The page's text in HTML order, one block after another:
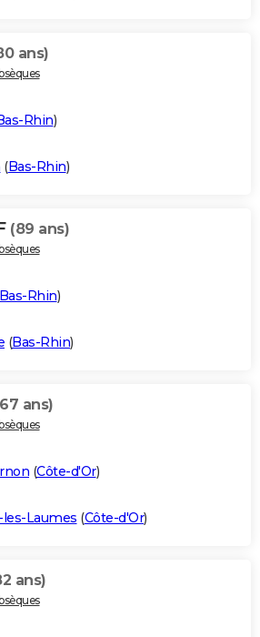
ans)
Rhin)
(Bas-Rhin)
(89 ans)
Rhin)
(Bas-Rhin)
ans)
(Côte-d'Or)
les-Laumes (Côte-d'Or)
ans)